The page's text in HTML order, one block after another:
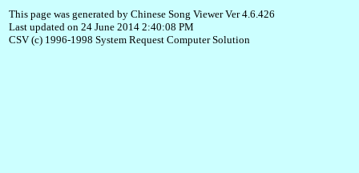
This page was generated by Chinese Song Viewer Ver 4.6.426
Last updated on 24 June 2014 2:40:08 PM
CSV (c) 1996-1998 System Request Computer Solution